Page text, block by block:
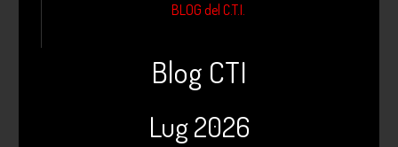
BLOG del C.T.I.
Blog CTI
Lug 2026